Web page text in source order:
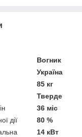
Вогник
Україна
85 кг
Тверде
36 міс
дії
80 %
14 кВт